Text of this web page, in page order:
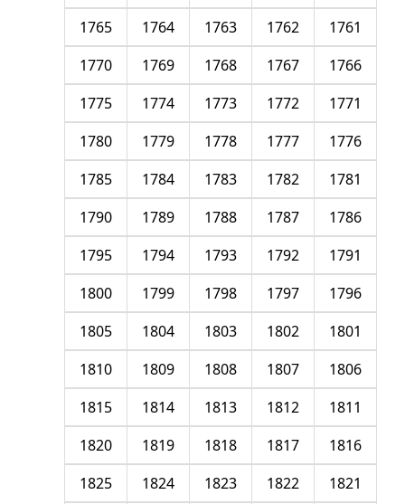
1761
1762
1763
1764
1765
1766
1767
1768
1769
1770
1771
1772
1773
1774
1775
1776
1777
1778
1779
1780
1781
1782
1783
1784
1785
1786
1787
1788
1789
1790
1791
1792
1793
1794
1795
1796
1797
1798
1799
1800
1801
1802
1803
1804
1805
1806
1807
1808
1809
1810
1811
1812
1813
1814
1815
1816
1817
1818
1819
1820
1821
1822
1823
1824
1825